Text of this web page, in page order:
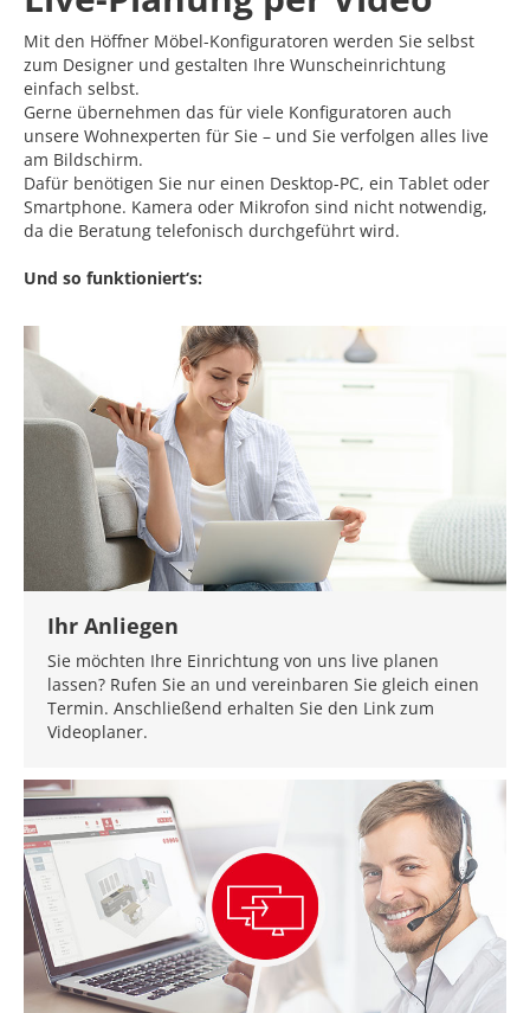
Mit den Höffner Möbel-Konfiguratoren werden Sie selbst
zum Designer und gestalten Ihre Wunscheinrichtung
einfach selbst.
Gerne übernehmen das für viele Konfiguratoren auch
unsere Wohnexperten für Sie – und Sie verfolgen alles live
am Bildschirm.
Dafür benötigen Sie nur einen Desktop-PC, ein Tablet oder
Smartphone. Kamera oder Mikrofon sind nicht notwendig,
da die Beratung telefonisch durchgeführt wird.
Und so funktioniert‘s:
Ihr Anliegen
Sie möchten Ihre Einrichtung von uns live planen
lassen? Rufen Sie an und vereinbaren Sie gleich einen
Termin. Anschließend erhalten Sie den Link zum
Videoplaner.